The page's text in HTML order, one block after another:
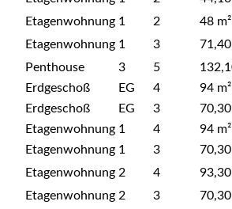
Etagenwohnung 1 2
48 m²
Etagenwohnung 1 3
71,40
Penthouse 3 5
Erdgeschoß EG 4
94 m²
Erdgeschoß EG 3
70,30
Etagenwohnung 1 4
94 m²
Etagenwohnung 1 3
70,30
Etagenwohnung 2 4
93,30
Etagenwohnung 2 3
70,30